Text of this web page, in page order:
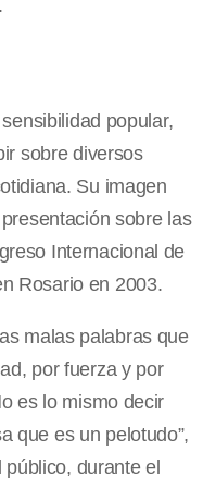
popular,
sobre diversos
Su imagen
sobre las
Internacional de
Rosario en 2003.
malas palabras que
por fuerza y por
es lo mismo decir
que es un pelotudo”,
durante el